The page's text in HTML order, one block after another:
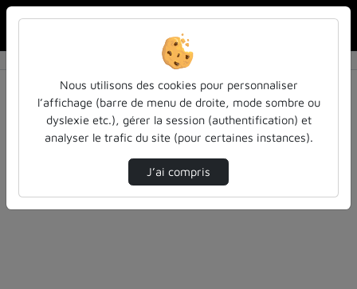
Résultats de la recherche
Filtres actifs (cliquer pour en retirer) :
colloques-et-conferences
techniques-industrielles
Nous utilisons des cookies pour personnaliser
l’affichage (barre de menu de droite, mode sombre ou
dyslexie etc.), gérer la session (authentification) et
analyser le trafic du site (pour certaines instances).
J’ai compris